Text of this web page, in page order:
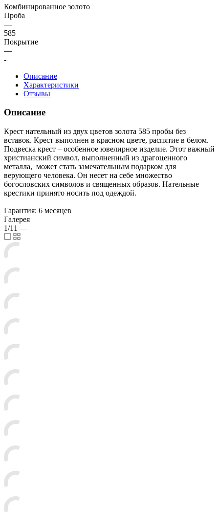
Комбинированное золото
Проба
—
585
Покрытие
—
-
Описание
Характеристики
Отзывы
Описание
Крест нательный из двух цветов золота 585 пробы без
вставок. Крест выполнен в красном цвете, распятие в белом.
Подвеска крест – особенное ювелирное изделие. Этот важный
христианский символ, выполненный из драгоценного
металла, может стать замечательным подарком для
верующего человека. Он несет на себе множество
богословских символов и священных образов. Нательные
крестики принято носить под одеждой.
Гарантия: 6 месяцев
Галерея
1/11 —